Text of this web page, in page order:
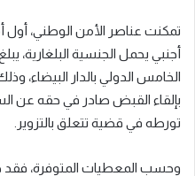
تمكنت عناصر الأمن الوطني،
الخامس الدولي بالدار
بإلقاء القبض صادر في حقه عن
تورطه في قضية تتعلق بالتزوير.
وحسب المعطيات المتوفرة، فقد